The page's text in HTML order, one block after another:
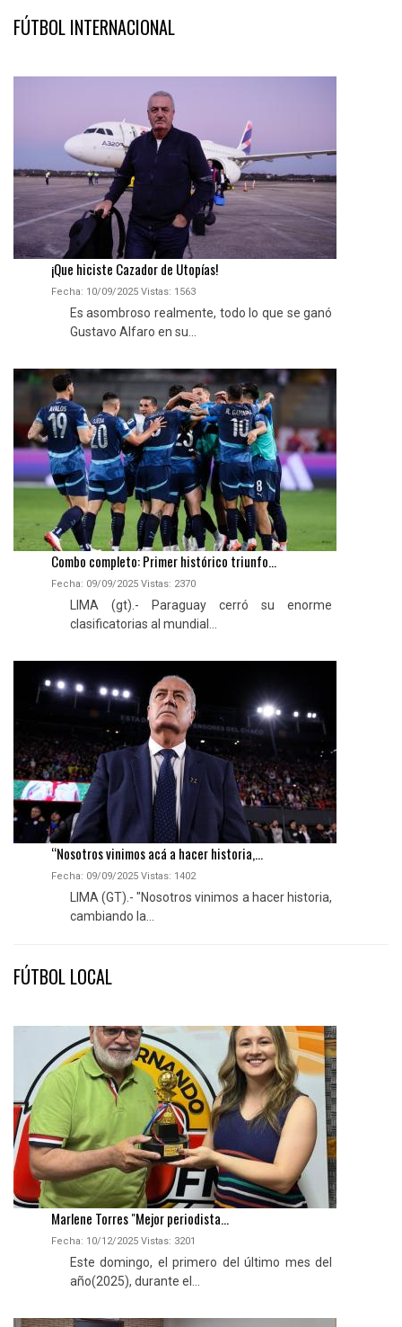
FÚTBOL INTERNACIONAL
¡Que hiciste Cazador de Utopías!
Fecha: 10/09/2025Vistas: 1563
Es asombroso realmente, todo lo que se ganó
Gustavo Alfaro en su...
Combo completo: Primer histórico triunfo...
Fecha: 09/09/2025Vistas: 2370
LIMA (gt).- Paraguay cerró su enorme
clasificatorias al mundial...
“Nosotros vinimos acá a hacer historia,...
Fecha: 09/09/2025Vistas: 1402
LIMA (GT).- "Nosotros vinimos a hacer historia,
cambiando la...
FÚTBOL LOCAL
Marlene Torres "Mejor periodista...
Fecha: 10/12/2025Vistas: 3201
Este domingo, el primero del último mes del
año(2025), durante el...